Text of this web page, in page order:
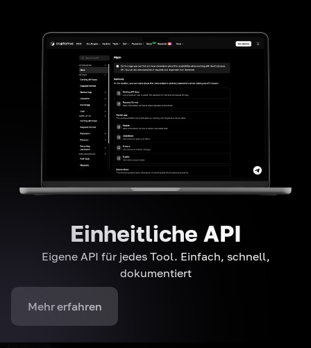
Einheitliche API
Eigene API für jedes Tool. Einfach, schnell,
dokumentiert
Mehr erfahren